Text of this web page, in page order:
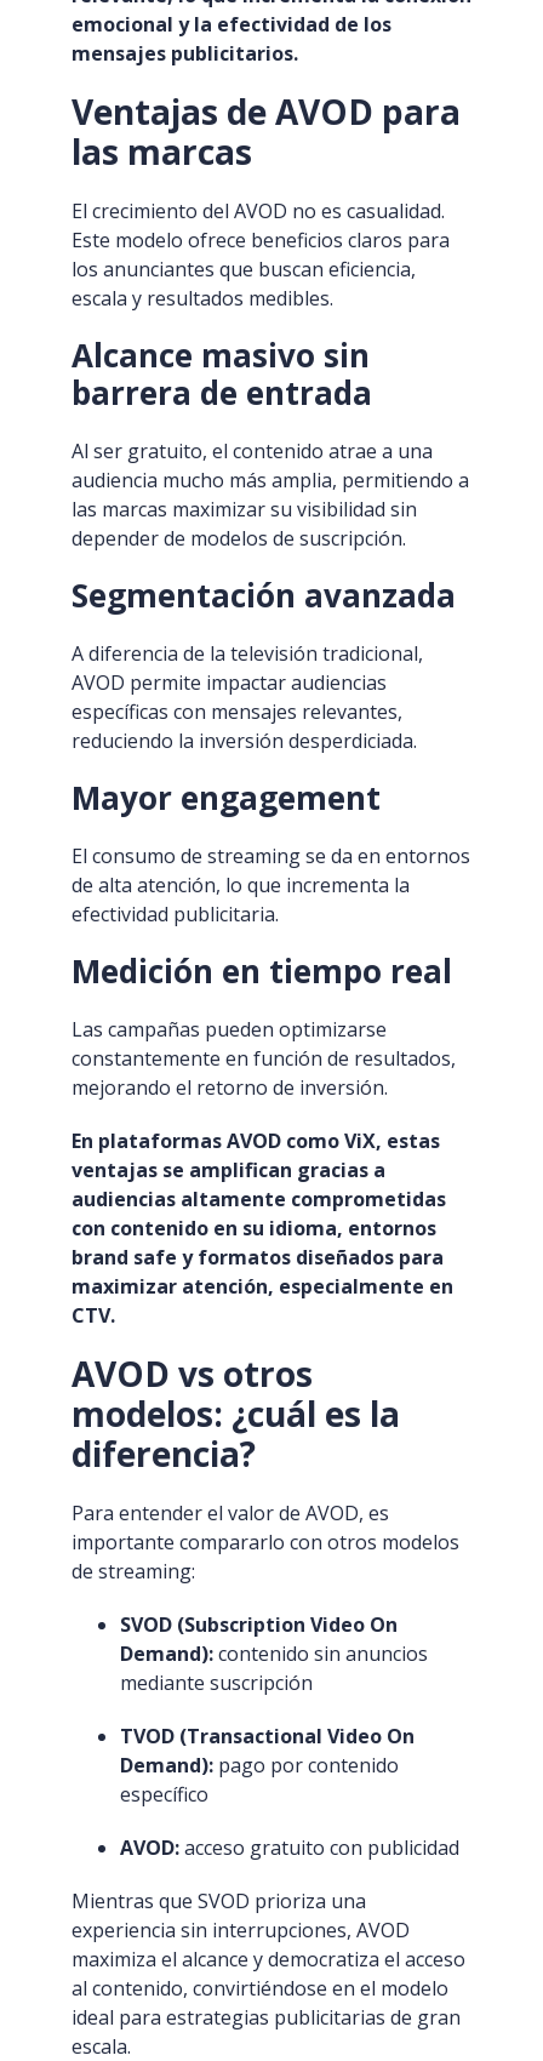
emocional y la efectividad de los
mensajes publicitarios.
Ventajas de AVOD para
las marcas
El crecimiento del AVOD no es casualidad.
Este modelo ofrece beneficios claros para
los anunciantes que buscan eficiencia,
escala y resultados medibles.
Alcance masivo sin
barrera de entrada
Al ser gratuito, el contenido atrae a una
audiencia mucho más amplia, permitiendo a
las marcas maximizar su visibilidad sin
depender de modelos de suscripción.
Segmentación avanzada
A diferencia de la televisión tradicional,
AVOD permite impactar audiencias
específicas con mensajes relevantes,
reduciendo la inversión desperdiciada.
Mayor engagement
El consumo de streaming se da en entornos
de alta atención, lo que incrementa la
efectividad publicitaria.
Medición en tiempo real
Las campañas pueden optimizarse
constantemente en función de resultados,
mejorando el retorno de inversión.
En plataformas AVOD como ViX, estas
ventajas se amplifican gracias a
audiencias altamente comprometidas
con contenido en su idioma, entornos
brand safe y formatos diseñados para
maximizar atención, especialmente en
CTV.
AVOD vs otros
modelos: ¿cuál es la
diferencia?
Para entender el valor de AVOD, es
importante compararlo con otros modelos
de streaming:
SVOD (Subscription Video On
Demand):contenido sin anuncios
mediante suscripción
TVOD (Transactional Video On
Demand): pago por contenido
específico
AVOD:acceso gratuito con publicidad
Mientras que SVOD prioriza una
experiencia sin interrupciones, AVOD
maximiza el alcance y democratiza el acceso
al contenido, convirtiéndose en el modelo
ideal para estrategias publicitarias de gran
escala.